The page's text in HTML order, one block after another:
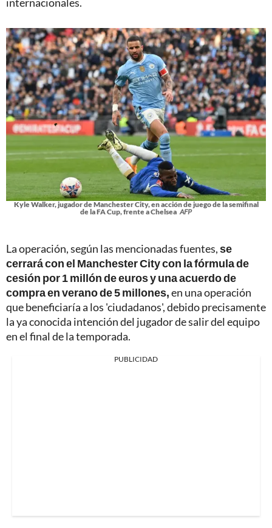
Kyle Walker, jugador de Manchester City, en acción de juego de la semifinal
de la FA Cup, frente a Chelsea AFP
La operación, según las mencionadas fuentes,se
cerrará con el Manchester City con la fórmula de
cesión por 1 millón de euros y una acuerdo de
compra en verano de 5 millones,en una operación
que beneficiaría a los 'ciudadanos', debido precisamente
la ya conocida intención del jugador de salir del equipo
en el final de la temporada.
PUBLICIDAD